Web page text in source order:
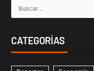
CATEGORÍAS